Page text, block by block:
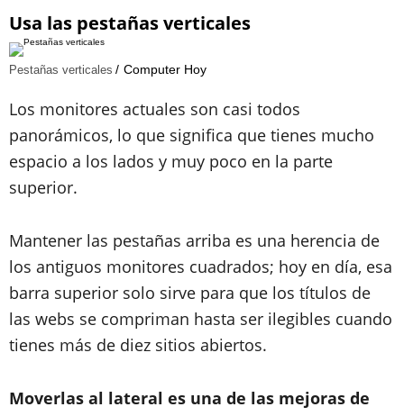
Usa las pestañas verticales
Pestañas verticales Computer Hoy
Los monitores actuales son casi todos
panorámicos, lo que significa que tienes mucho
espacio a los lados y muy poco en la parte
superior.
Mantener las pestañas arriba es una herencia de
los antiguos monitores cuadrados; hoy en día, esa
barra superior solo sirve para que los títulos de
las webs se compriman hasta ser ilegibles cuando
tienes más de diez sitios abiertos.
Moverlas al lateral es una de las mejoras de